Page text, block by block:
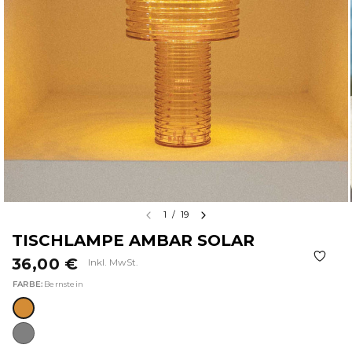
1 / 19
TISCHLAMPE AMBAR SOLAR
36,00 €
Inkl. MwSt.
FARBE: Bernstein